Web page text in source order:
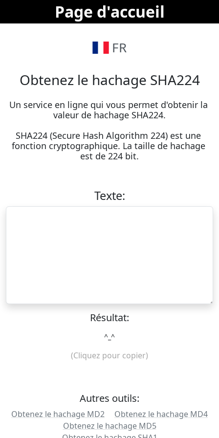
Page d'accueil
FR
Obtenez le hachage SHA224
Un service en ligne qui vous permet d'obtenir la
valeur de hachage SHA224.
SHA224 (Secure Hash Algorithm 224) est une
fonction cryptographique. La taille de hachage
est de 224 bit.
Texte:
Résultat:
^_^
(Cliquez pour copier)
Autres outils:
Obtenez le hachage MD2
Obtenez le hachage MD4
Obtenez le hachage MD5